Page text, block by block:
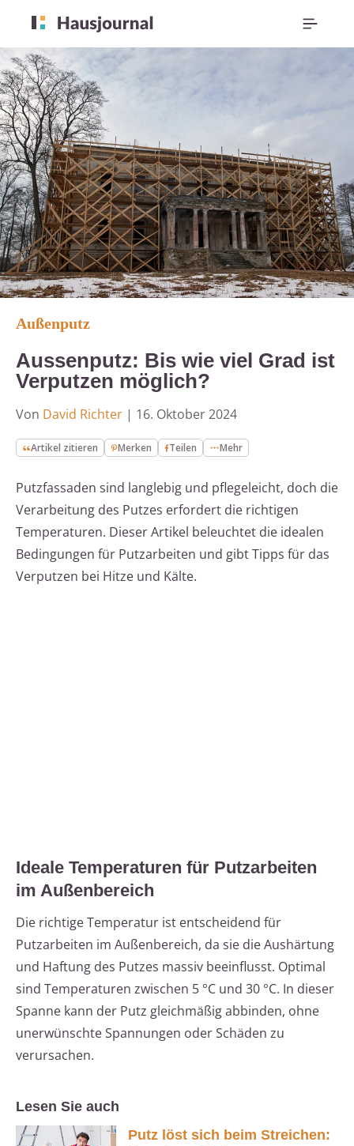
Außenputz
Aussenputz: Bis wie viel Grad ist
Verputzen möglich?
Von David Richter | 16. Oktober 2024
Artikel zitieren Merken Teilen Mehr
Putzfassaden sind langlebig und pflegeleicht, doch die
Verarbeitung des Putzes erfordert die richtigen
Temperaturen. Dieser Artikel beleuchtet die idealen
Bedingungen für Putzarbeiten und gibt Tipps für das
Verputzen bei Hitze und Kälte.
Ideale Temperaturen für Putzarbeiten
im Außenbereich
Die richtige Temperatur ist entscheidend für
Putzarbeiten im Außenbereich, da sie die Aushärtung
und Haftung des Putzes massiv beeinflusst. Optimal
sind Temperaturen zwischen 5 °C und 30 °C. In dieser
Spanne kann der Putz gleichmäßig abbinden, ohne
unerwünschte Spannungen oder Schäden zu
verursachen.
Lesen Sie auch
Putz löst sich beim Streichen: